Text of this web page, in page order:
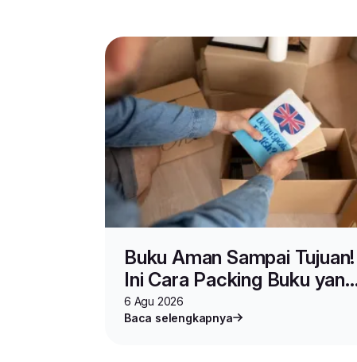
Buku Aman Sampai Tujuan!
Ini Cara Packing Buku yang
Benar untuk Jualan dan
Pindahan
6 Agu 2026
Baca selengkapnya